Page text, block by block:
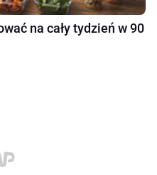
na cały tydzień w 90